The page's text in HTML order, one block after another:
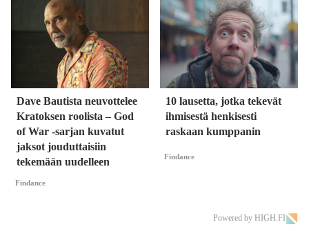
Dave Bautista neuvottelee
Kratoksen roolista – God
of War -sarjan kuvatut
jaksot jouduttaisiin
tekemään uudelleen
Findance
10 lausetta, jotka tekevät
ihmisestä henkisesti
raskaan kumppanin
Findance
Powered by HIGH.FI